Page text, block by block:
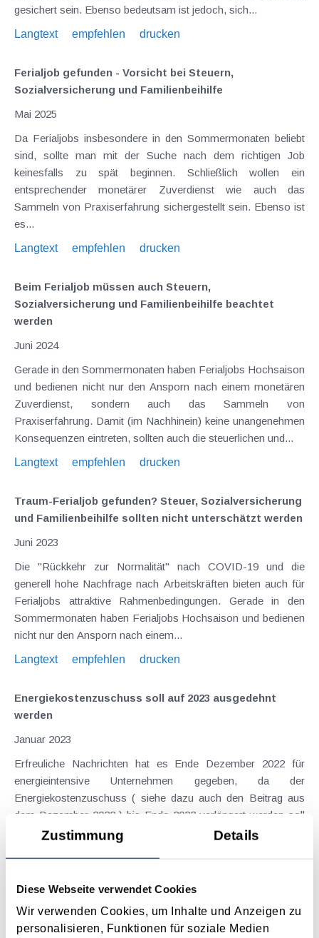
Zustimmung Details
Diese Webseite verwendet Cookies
Wir verwenden Cookies, um Inhalte und Anzeigen zu
personalisieren, Funktionen für soziale Medien
gesichert sein. Ebenso bedeutsam ist jedoch, sich...
Langtext
empfehlen drucken
Ferialjob gefunden - Vorsicht bei Steuern,
Sozialversicherung und Familienbeihilfe
Mai 2025
Da Ferialjobs insbesondere in den Sommermonaten beliebt
sind, sollte man mit der Suche nach dem richtigen Job
keinesfalls zu spät beginnen. Schließlich wollen ein
entsprechender monetärer Zuverdienst wie auch das
Sammeln von Praxiserfahrung sichergestellt sein. Ebenso ist
es...
Langtext
empfehlen drucken
Beim Ferialjob müssen auch Steuern,
Sozialversicherung und Familienbeihilfe beachtet
werden
Juni 2024
Gerade in den Sommermonaten haben Ferialjobs Hochsaison
und bedienen nicht nur den Ansporn nach einem monetären
Zuverdienst, sondern auch das Sammeln von
Praxiserfahrung. Damit (im Nachhinein) keine unangenehmen
Konsequenzen eintreten, sollten auch die steuerlichen und...
Langtext
empfehlen drucken
Traum-Ferialjob gefunden? Steuer, Sozialversicherung
und Familienbeihilfe sollten nicht unterschätzt werden
Juni 2023
Die "Rückkehr zur Normalität" nach COVID-19 und die
generell hohe Nachfrage nach Arbeitskräften bieten auch für
Ferialjobs attraktive Rahmenbedingungen. Gerade in den
Sommermonaten haben Ferialjobs Hochsaison und bedienen
nicht nur den Ansporn nach einem...
Langtext
empfehlen drucken
Energiekostenzuschuss soll auf 2023 ausgedehnt
werden
Januar 2023
Erfreuliche Nachrichten hat es Ende Dezember 2022 für
energieintensive Unternehmen gegeben, da der
Energiekostenzuschuss ( siehe dazu auch den Beitrag aus
dem Dezember 2022 ) bis Ende 2022 verlängert werden soll
und sogar auf das Jahr 2023 ausgedehnt werden soll. Damit
Sommerzeit ist Ferialjobzeit - Steuer,
Sozialversicherung und Familienbeihilfe sind zu